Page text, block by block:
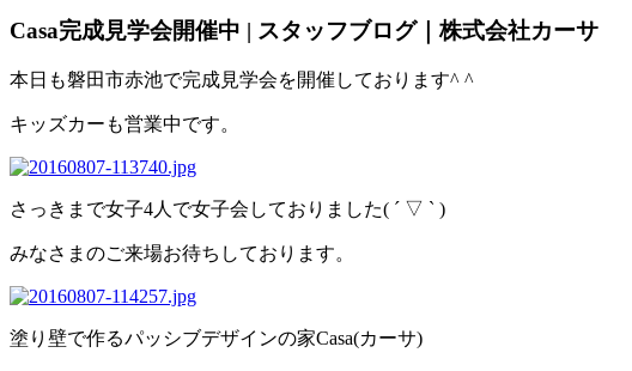
Casa完成見学会開催中 | スタッフブログ｜株式会社カーサ
本日も磐田市赤池で完成見学会を開催しております^ ^
キッズカーも営業中です。
さっきまで女子4人で女子会しておりました( ´ ▽ ` )
みなさまのご来場お待ちしております。
塗り壁で作るパッシブデザインの家Casa(カーサ)